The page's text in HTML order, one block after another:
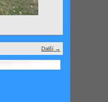
Další →